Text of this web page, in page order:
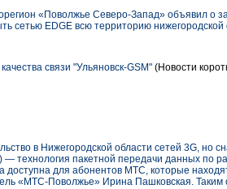
«Поволжье Северо-Запад» объявил о
сетью EDGE всю территорию нижегородской
связи "Ульяновск-GSM" (Новости
в Нижегородской области сетей 3G, но
технология пакетной передачи данных по
доступна для абонентов МТС, которые
«МТС-Поволжье» Ирина Пашковская. Таким